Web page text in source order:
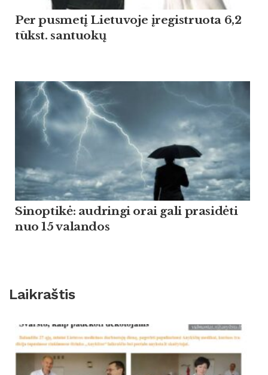
Per pusmetį Lietuvoje įregistruota 6,2
tūkst. santuokų
Sinoptikė: audringi orai gali prasidėti
nuo 15 valandos
Laikraštis